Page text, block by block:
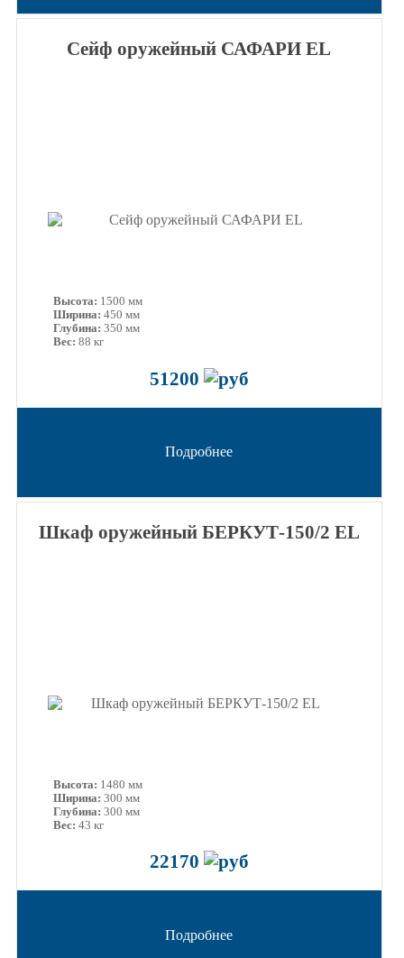
Сейф оружейный САФАРИ EL
Высота: 1500 мм
Ширина: 450 мм
Глубина: 350 мм
Вес: 88 кг
51200
Подробнее
Шкаф оружейный БЕРКУТ-150/2 EL
Высота: 1480 мм
Ширина: 300 мм
Глубина: 300 мм
Вес: 43 кг
22170
Подробнее